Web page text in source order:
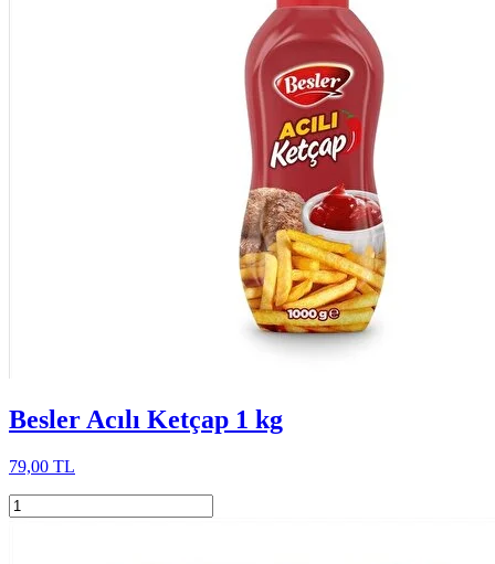
Besler Acılı Ketçap 1 kg
79,00 TL